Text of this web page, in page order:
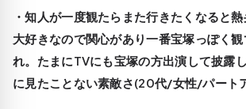
・知人が一度観たらまた行きたくなると
大好きなので関心があり一番宝塚っぽく観
れ。たまにTVにも宝塚の方出演して披露
に見たことない素敵さ(20代/女性/パート